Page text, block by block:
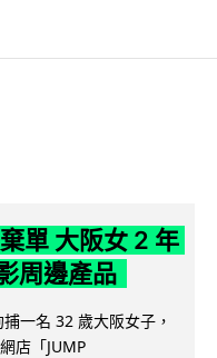
單 大阪女 2 年
周邊產品
一名 32 歲大阪女子，
店「JUMP